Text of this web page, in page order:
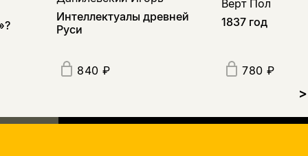
Интеллектуалы древней
Руси
840 ₽
Верт Пол
1837 год
780 ₽
>